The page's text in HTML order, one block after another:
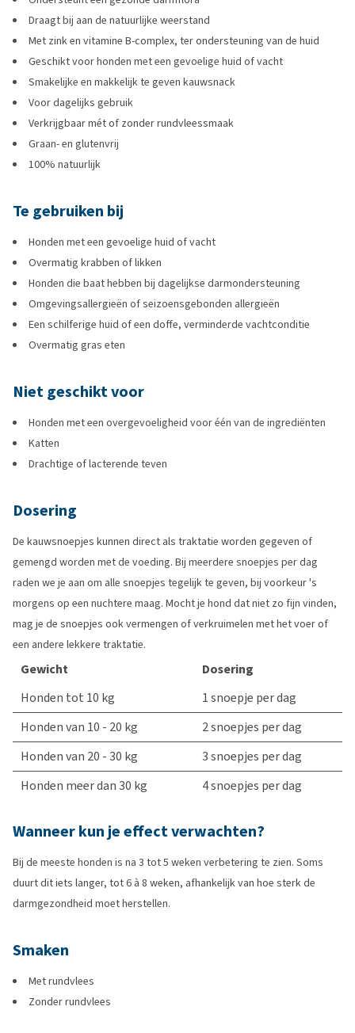
Draagt bij aan de natuurlijke weerstand
Met zink en vitamine B-complex, ter ondersteuning van de huid
Geschikt voor honden met een gevoelige huid of vacht
Smakelijke en makkelijk te geven kauwsnack
Voor dagelijks gebruik
Verkrijgbaar mét of zonder rundvleessmaak
Graan- en glutenvrij
100% natuurlijk
Te gebruiken bij
Honden met een gevoelige huid of vacht
Overmatig krabben of likken
Honden die baat hebben bij dagelijkse darmondersteuning
Omgevingsallergieën of seizoensgebonden allergieën
Een schilferige huid of een doffe, verminderde vachtconditie
Overmatig gras eten
Niet geschikt voor
Honden met een overgevoeligheid voor één van de ingrediënten
Katten
Drachtige of lacterende teven
Dosering
De kauwsnoepjes kunnen direct als traktatie worden gegeven of
gemengd worden met de voeding. Bij meerdere snoepjes per dag
raden we je aan om alle snoepjes tegelijk te geven, bij voorkeur 's
morgens op een nuchtere maag. Mocht je hond dat niet zo fijn vinden,
mag je de snoepjes ook vermengen of verkruimelen met het voer of
een andere lekkere traktatie.
Gewicht
Dosering
Honden tot 10 kg
1 snoepje per dag
Honden van 10 - 20 kg
2 snoepjes per dag
Honden van 20 - 30 kg
3 snoepjes per dag
Honden meer dan 30 kg
4 snoepjes per dag
Wanneer kun je effect verwachten?
Bij de meeste honden is na 3 tot 5 weken verbetering te zien. Soms
duurt dit iets langer, tot 6 à 8 weken, afhankelijk van hoe sterk de
darmgezondheid moet herstellen.
Smaken
Met rundvlees
Zonder rundvlees